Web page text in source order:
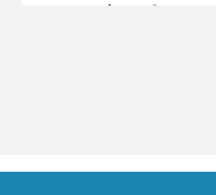
战略，